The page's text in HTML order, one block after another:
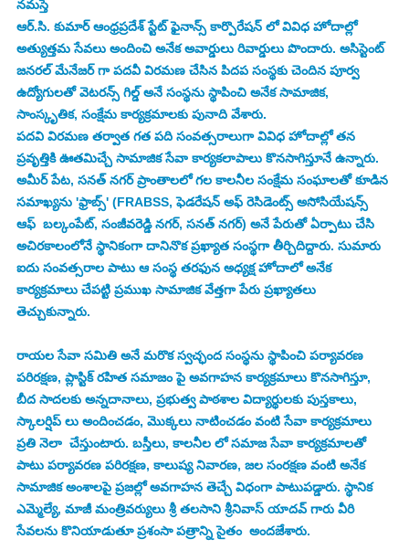
నమస్తే
ఆర్.సి. కుమార్ ఆంధ్రప్రదేశ్ స్టేట్ ఫైనాన్స్ కార్పొరేషన్ లో వివిధ హోదాల్లో
అత్యుత్తమ సేవలు అందించి అనేక అవార్డులు రివార్డులు పొందారు. అసిస్టెంట్
జనరల్ మేనేజర్ గా పదవీ విరమణ చేసిన పిదప సంస్థకు చెందిన పూర్వ
ఉద్యోగులతో వెటరన్స్ గిల్డ్ అనే సంస్థను స్థాపించి అనేక సామాజిక,
సాంస్కృతిక, సంక్షేమ కార్యక్రమాలకు పునాది వేశారు.
పదవి విరమణ తర్వాత గత పది సంవత్సరాలుగా వివిధ హోదాల్లో తన
ప్రవృత్తికి ఊతమిచ్చే సామాజిక సేవా కార్యకలాపాలు కొనసాగిస్తూనే ఉన్నారు.
అమీర్ పేట, సనత్ నగర్ ప్రాంతాలలో గల కాలనీల సంక్షేమ సంఘాలతో కూడిన
సమాఖ్యను 'ఫ్రాబ్స్' (FRABSS, ఫెడరేషన్ అఫ్ రెసిడెంట్స్ అసోసియేషన్స్
ఆఫ్  బల్కంపేట్, సంజీవరెడ్డి నగర్, సనత్ నగర్) అనే పేరుతో ఏర్పాటు చేసి
అచిరకాలంలోనే స్థానికంగా దానినొక ప్రఖ్యాత సంస్థగా తీర్చిదిద్దారు. సుమారు
ఐదు సంవత్సరాల పాటు ఆ సంస్థ తరఫున అధ్యక్ష హోదాలో అనేక
కార్యక్రమాలు చేపట్టి ప్రముఖ సామాజిక వేత్తగా పేరు ప్రఖ్యాతలు
తెచ్చుకున్నారు.
రాయల సేవా సమితి అనే మరొక స్వచ్ఛంద సంస్థను స్థాపించి పర్యావరణ
పరిరక్షణ, ప్లాస్టిక్ రహిత సమాజం పై అవగాహన కార్యక్రమాలు కొనసాగిస్తూ,
బీద సాదలకు అన్నదానాలు, ప్రభుత్వ పాఠశాల విద్యార్థులకు పుస్తకాలు,
స్కాలర్షిప్ లు అందించడం, మొక్కలు నాటించడం వంటి సేవా కార్యక్రమాలు
ప్రతి నెలా  చేస్తుంటారు. బస్తీలు, కాలనీల లో సమాజ సేవా కార్యక్రమాలతో
పాటు పర్యావరణ పరిరక్షణ, కాలుష్య నివారణ, జల సంరక్షణ వంటి అనేక
సామాజిక అంశాలపై ప్రజల్లో అవగాహన తెచ్చే విధంగా పాటుపడ్డారు. స్థానిక
ఎమ్మెల్యే, మాజీ మంత్రివర్యులు శ్రీ తలసాని శ్రీనివాస్ యాదవ్ గారు వీరి
సేవలను కొనియాడుతూ ప్రశంసా పత్రాన్ని సైతం  అందజేశారు.